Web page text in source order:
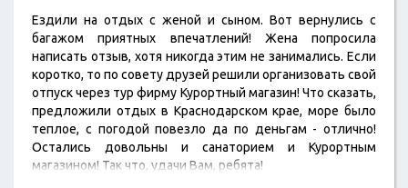
Ездили на отдых с женой и сыном. Вот вернулись с
багажом приятных впечатлений! Жена попросила
написать отзыв, хотя никогда этим не занимались. Если
коротко, то по совету друзей решили организовать свой
отпуск через тур фирму Курортный магазин! Что сказать,
предложили отдых в Краснодарском крае, море было
теплое, с погодой повезло да по деньгам - отлично!
Остались довольны и санаторием и Курортным
магазином! Так что, удачи Вам, ребята!